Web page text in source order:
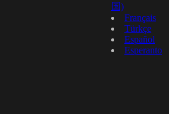
国)
Français
Türkçe
Español
Esperanto